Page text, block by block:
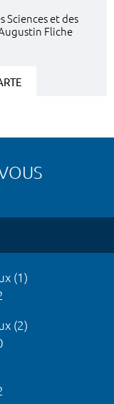
Sciences et des
Fliche
(1)
(2)